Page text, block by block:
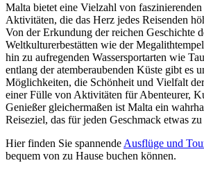
Malta bietet eine Vielzahl von
Aktivitäten, die das Herz jedes Reisenden
Von der Erkundung der reichen Geschichte
Weltkulturerbestätten wie der
hin zu aufregenden Wassersportarten wie
entlang der atemberaubenden Küste gibt es
Möglichkeiten, die Schönheit und Vielfalt
einer Fülle von Aktivitäten für Abenteurer,
Genießer gleichermaßen ist Malta ein
Reiseziel, das für jeden Geschmack etwas zu
Hier finden Sie spannende Ausflüge und
bequem von zu Hause buchen können.